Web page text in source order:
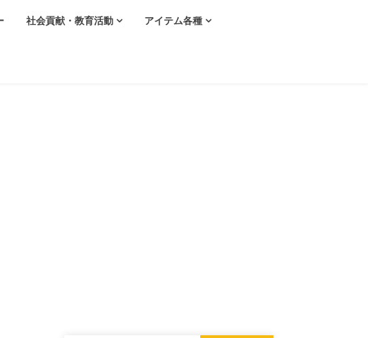
社会貢献・教育活動 アイテム各種